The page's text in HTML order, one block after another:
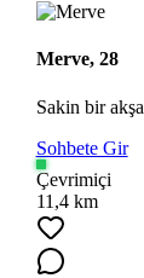
Merve, 28
Sakin bir
Sohbete Gir
Çevrimiçi
11,4 km